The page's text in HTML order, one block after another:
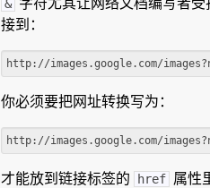
& 字符尤其让网络文档编写者受
接到：
你必须要把网址转换写为：
才能放到链接标签的 href 属性